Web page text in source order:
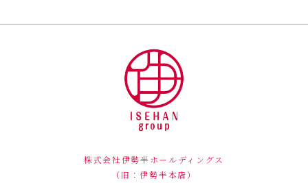
株式会社伊勢半ホールディングス
（旧：伊勢半本店）